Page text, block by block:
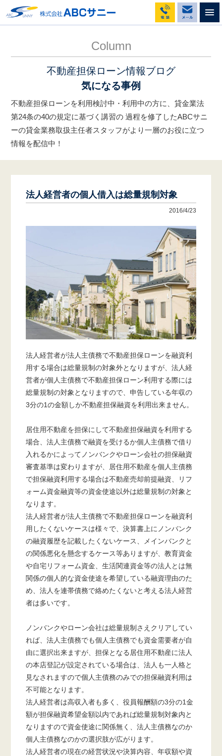
法人経営者の個人借入は総量規制対象Column
不動産担保ローン情報ブログ
気になる事例
不動産担保ローンを利用検討中・利用中の方に、貸金業法
第24条の40の規定に基づく講習の 過程を修了したABCサニ
ーの貸金業務取扱主任者スタッフがより一層のお役に立つ
情報を配信中！
法人経営者の個人借入は総量規制対象
2016/4/23
法人経営者が法人主債務で不動産担保ローンを融資利
用する場合は総量規制の対象外となりますが、法人経
営者が個人主債務で不動産担保ローン利用する際には
総量規制の対象となりますので、申告している年収の
3分の1の金額しか不動産担保融資を利用出来ません。
居住用不動産を担保にして不動産担保融資を利用する
場合、法人主債務で融資を受けるか個人主債務で借り
入れるかによってノンバンクやローン会社の担保融資
審査基準は変わりますが、居住用不動産を個人主債務
で担保融資利用する場合は不動産売却前提融資、リフ
ォーム資金融資等の資金使途以外は総量規制の対象と
なります。
法人経営者が法人主債務で不動産担保ローンを融資利
用したくないケースは様々で、決算書上にノンバンク
の融資履歴を記載したくないケース、メインバンクと
の関係悪化を懸念するケース等ありますが、教育資金
や自宅リフォーム資金、生活関連資金等の法人とは無
関係の個人的な資金使途を希望している融資理由のた
め、法人を連帯債務で絡めたくないと考える法人経営
者は多いです。
ノンバンクやローン会社は総量規制さえクリアしてい
れば、法人主債務でも個人主債務でも資金需要者が自
由に選択出来ますが、担保となる居住用不動産に法人
の本店登記が設定されている場合は、法人も一人格と
見なされますので個人主債務のみでの担保融資利用は
不可能となります。
法人経営者は高収入者も多く、役員報酬額の3分の1金
額が担保融資希望金額以内であれば総量規制対象内と
なりますので資金使途に関係無く、法人主債務なのか
個人主債務なのかの選択肢が広がります。
法人経営者の現在の経営状況や決算内容、年収額や資